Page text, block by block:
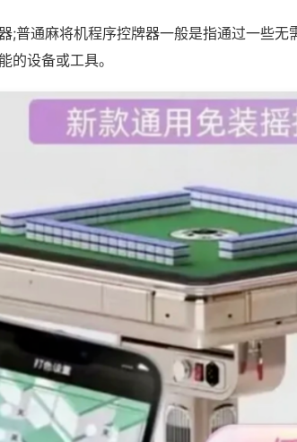
;普通麻将机程序控牌器一般是指通过一些
的设备或工具。